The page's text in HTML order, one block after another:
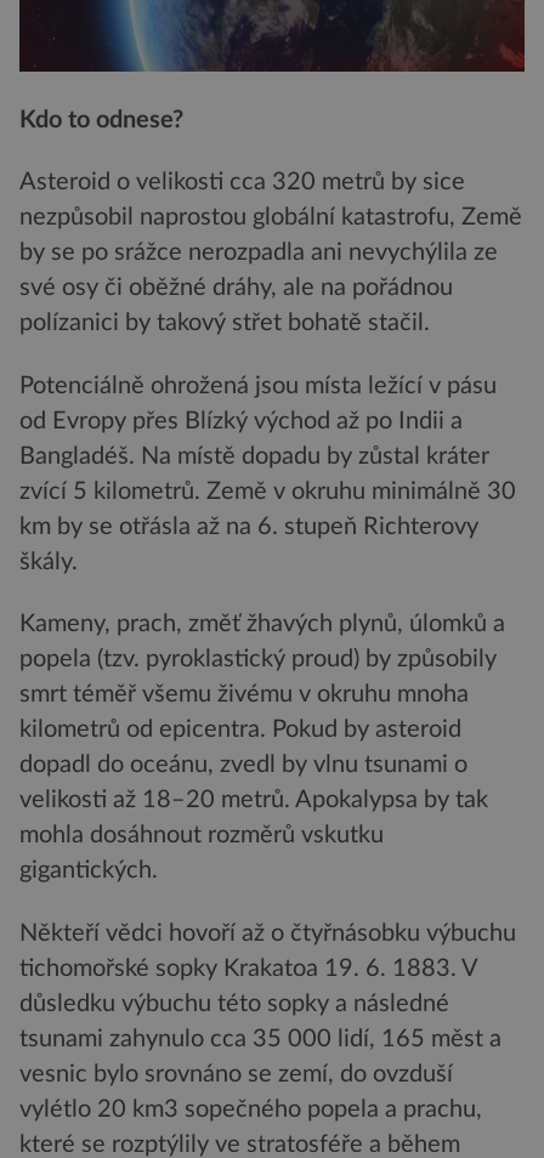
Kdo to odnese?
Asteroid o velikosti cca 320 metrů by sice
nezpůsobil naprostou globální katastrofu, Země
by se po srážce nerozpadla ani nevychýlila ze
své osy či oběžné dráhy, ale na pořádnou
polízanici by takový střet bohatě stačil.
Potenciálně ohrožená jsou místa ležící v pásu
od Evropy přes Blízký východ až po Indii a
Bangladéš. Na místě dopadu by zůstal kráter
zvící 5 kilometrů. Země v okruhu minimálně 30
km by se otřásla až na 6. stupeň Richterovy
škály.
Kameny, prach, změť žhavých plynů, úlomků a
popela (tzv. pyroklastický proud) by způsobily
smrt téměř všemu živému v okruhu mnoha
kilometrů od epicentra. Pokud by asteroid
dopadl do oceánu, zvedl by vlnu tsunami o
velikosti až 18–20 metrů. Apokalypsa by tak
mohla dosáhnout rozměrů vskutku
gigantických.
Někteří vědci hovoří až o čtyřnásobku výbuchu
tichomořské sopky Krakatoa 19. 6. 1883. V
důsledku výbuchu této sopky a následné
tsunami zahynulo cca 35 000 lidí, 165 měst a
vesnic bylo srovnáno se zemí, do ovzduší
vylétlo 20 km3 sopečného popela a prachu,
které se rozptýlily ve stratosféře a během